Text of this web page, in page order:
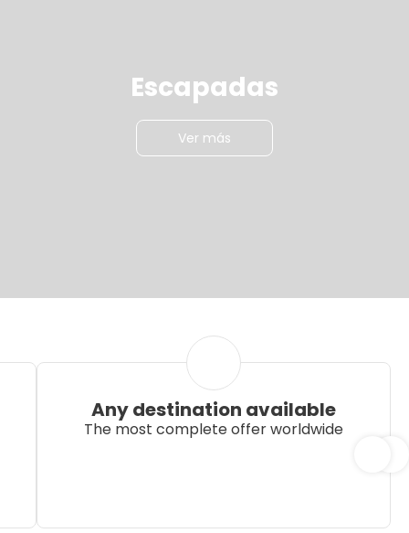
Escapadas
Ver más
Any destination available
The most complete offer worldwide